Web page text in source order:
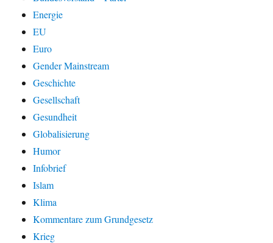
Energie
EU
Euro
Gender Mainstream
Geschichte
Gesellschaft
Gesundheit
Globalisierung
Humor
Infobrief
Islam
Klima
Kommentare zum Grundgesetz
Krieg